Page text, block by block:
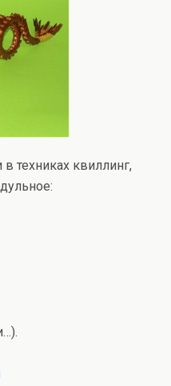
техниках квиллинг,